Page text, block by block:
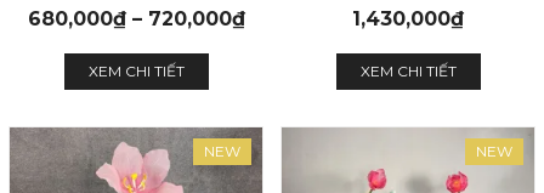
680,000₫– 720,000₫
XEM CHI TIẾT
1,430,000₫
XEM CHI TIẾT
NEW NEW